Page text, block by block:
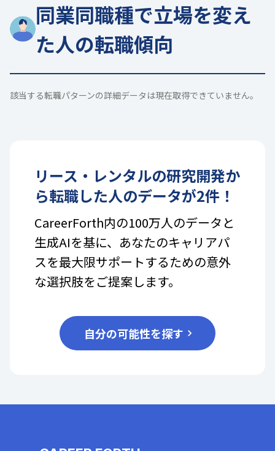
同業同職種で立場を変え
た人の転職傾向
該当する転職パターンの詳細データは現在取得できていません。
リース・レンタルの研究開発か
ら転職した人のデータが2件！
CareerForth内の100万人のデータと
生成AIを基に、あなたのキャリアパ
スを最大限サポートするための意外
な選択肢をご提案します。
自分の可能性を探す